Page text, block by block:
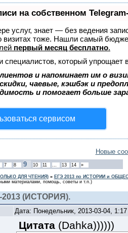
на собственном
услуг, знает — без ведения
визитах тоже. Нашли самый
первый месяц бесплатно.
специалистов, который упрощает
и напоминает им о
чаевые, кэшбэк и
и помогает больше
сервисом
Новые
7 8 9 10 11 … 13 14 »
ДЛЯ ЧТЕНИЯ)» ЕГЭ 2013 по ИСТОРИИ и
материалами, помощь, советы и т.п.)
2013 (ИСТОРИЯ).
Дата: Понедельник, 2013-03-04,
Цитата(Dahka))))))